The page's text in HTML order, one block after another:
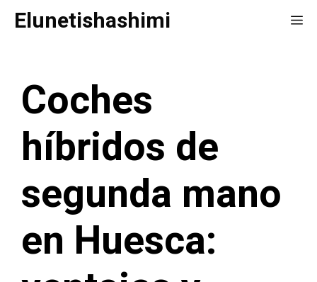
SaltarElunetishashimi
Coches
híbridos de
segunda mano
en Huesca: